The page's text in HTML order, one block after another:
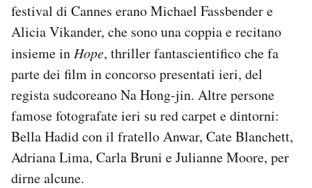
AREA PERSONALE
Notifiche mobile
Regala il Post
Hai bisogno di aiuto?
Esci
festival di Cannes erano Michael Fassbender e
Alicia Vikander, che sono una coppia e recitano
insieme in Hope, thriller fantascientifico che fa
parte dei film in concorso presentati ieri, del
regista sudcoreano Na Hong-jin. Altre persone
famose fotografate ieri su red carpet e dintorni:
Bella Hadid con il fratello Anwar, Cate Blanchett,
Adriana Lima, Carla Bruni e Julianne Moore, per
dirne alcune.